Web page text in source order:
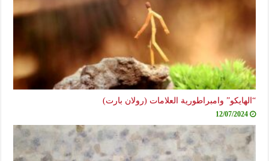
“الهايكو” وامبراطورية العلامات (رولان بارت)
12/07/2024